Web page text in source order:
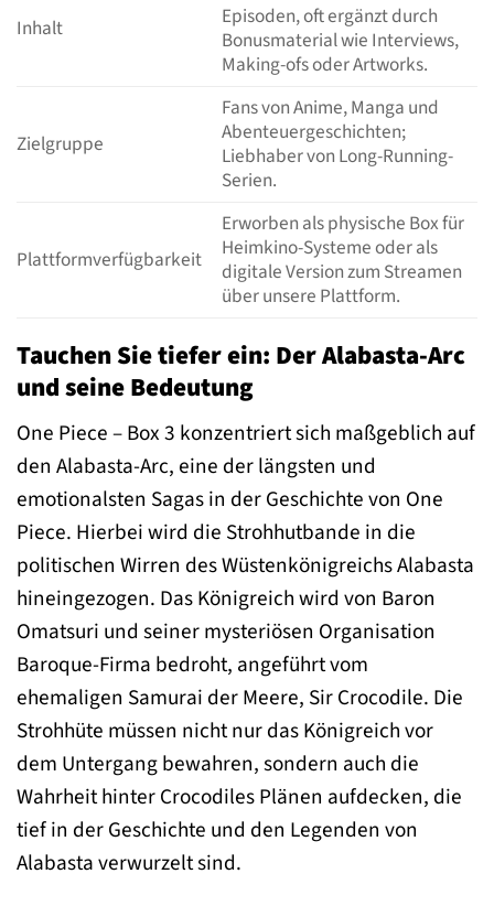
Inhalt
Episoden, oft ergänzt durch
Bonusmaterial wie Interviews,
Making-ofs oder Artworks.
Zielgruppe
Fans von Anime, Manga und
Abenteuergeschichten;
Liebhaber von Long-Running-
Serien.
Plattformverfügbarkeit
Erworben als physische Box für
Heimkino-Systeme oder als
digitale Version zum Streamen
über unsere Plattform.
Tauchen Sie tiefer ein: Der Alabasta-Arc
und seine Bedeutung
One Piece – Box 3 konzentriert sich maßgeblich auf
den Alabasta-Arc, eine der längsten und
emotionalsten Sagas in der Geschichte von One
Piece. Hierbei wird die Strohhutbande in die
politischen Wirren des Wüstenkönigreichs Alabasta
hineingezogen. Das Königreich wird von Baron
Omatsuri und seiner mysteriösen Organisation
Baroque-Firma bedroht, angeführt vom
ehemaligen Samurai der Meere, Sir Crocodile. Die
Strohhüte müssen nicht nur das Königreich vor
dem Untergang bewahren, sondern auch die
Wahrheit hinter Crocodiles Plänen aufdecken, die
tief in der Geschichte und den Legenden von
Alabasta verwurzelt sind.